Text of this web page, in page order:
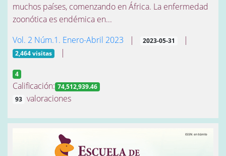
muchos países, comenzando en África. La enfermedad
zoonótica es endémica en...
Vol. 2 Núm.1. Enero-Abril 2023 | 2023-05-31 |
2,464 visitas |
4
Calificación: 74,512,939.46
93 valoraciones